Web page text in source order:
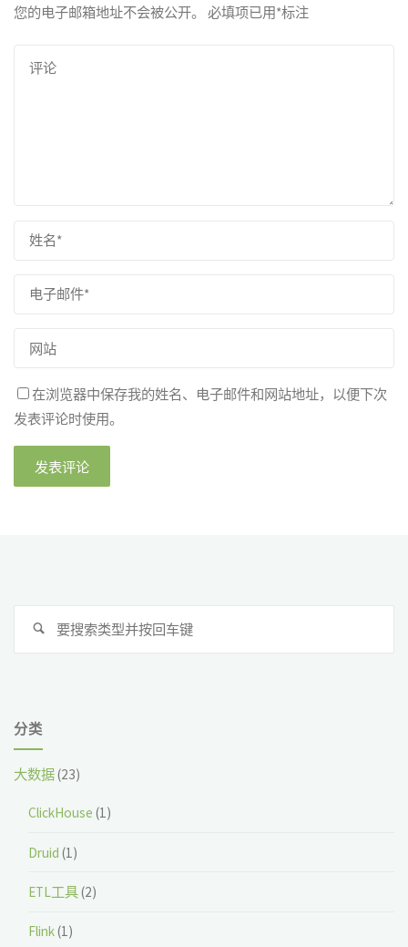
您的电子邮箱地址不会被公开。 必填项已用*标注
在浏览器中保存我的姓名、电子邮件和网站地址，以便下次
发表评论时使用。
搜
分类
大数据(23)
ClickHouse (1)
Druid (1)
ETL工具(2)
Flink(1)